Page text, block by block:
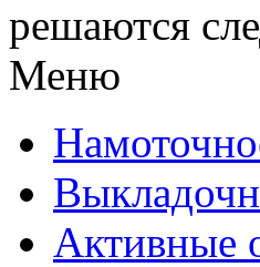
решаются
Меню
Активные